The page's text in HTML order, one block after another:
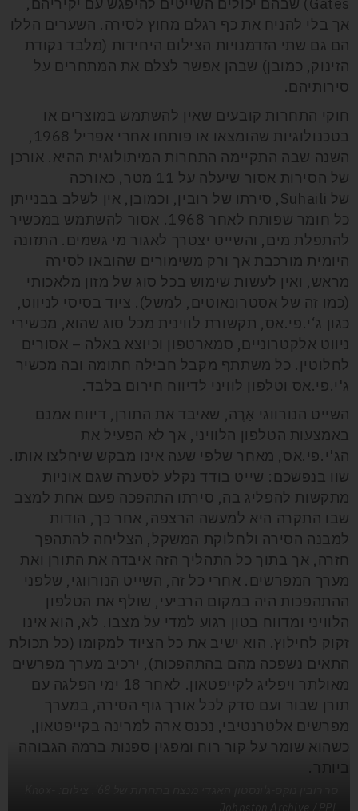
אך בלי להניח את כף רגלם מחוץ לסירה. השערים הללו
הם גם שתי הזדמנויות הצילום היחידות (מלבד נקודת
הזינוק, כמובן) שבהן אפשר לצלם את המתחרים על
סירותיהם.
חוקי התחרות קובעים שאין להשתמש במוצרים או
בטכנולוגיות שהומצאו או פותחו אחרי אפריל 1968,
השנה שבה התקיימה התחרות המיתולוגית ההיא. אורכן
של הסירות אסור שיעלה על 11 מטר, כאורכה
של Suhaili
, סירתו של רובין, וכמובן, אין לשלב בבנייתן
כל חומר שפותח לאחר 1968. אסור להשתמש במכשיר
להתפלת מים, והשייט יצטרך לאגור מי גשמים. התזונה
היומית מורכבת אך ורק משימורים שהובאו לסירה
מראש, ואין לעשות שימוש בכל סוג של מזון מלאכותי
(כמו זה של אסטרונאוטים, למשל). ציוד בסיסי לניווט,
כגון ג‘י.פי.אס, תקשורת לווינית מכל סוג שהוא, מכשירי
ניווט אלקטרוניים, סמארטפון וכיוצא באלה – אסורים
לחלוטין. כל משתתף מקבל חבילה חתומה ובה מכשיר
ג'י.פי.אס וטלפון לוויני לדיווח חירום בלבד.
השייט הנורווגי אַרֶה, שאיבד את התורן, דיווח אמנם
באמצעות הטלפון הלוויני, אך לא הפעיל את
הג'י.פי.אס, מאחר שלפי שעה אינו מבקש שיחלצו אותו.
שוו בנפשכם: שייט בודד נקלע לסערה שגם אוניות
מתקשות להפליג בה, סירתו התהפכה פעם אחת למצב
שבו התקרה היא למעשה הרצפה, אחר כך, הודות
למבנה הסירה ולחלוקת המשקל, הצליחה להתהפך
חזרה, אך בתוך כל התהליך הזה איבדה את התורן ואת
מערך המפרשים. אחרי כל זה, השייט הנורווגי, שלפני
ההתהפכות היה במקום הרביעי, שולף את הטלפון
הלוויני ומדווח בטון רגוע למדי על מצבו. לא, הוא אינו
זקוק לחילוץ. הוא ישיב את כל הציוד למקומו (כל תכולת
התאים נשפכה מהם בהתהפכות), ירכיב מערך מפרשים
מאולתר ויפליג לקייפטאון. לאחר 18 ימי הפלגה עם
תורן שבור ועם סדק לכל אורך גוף הסירה, במערך
מפרשים אלטרנטיבי, נכנס ארה למרינה בקייפטאון,
כשהוא שומר על קור רוח ומפגין ספנות ברמה הגבוהה
ביותר.